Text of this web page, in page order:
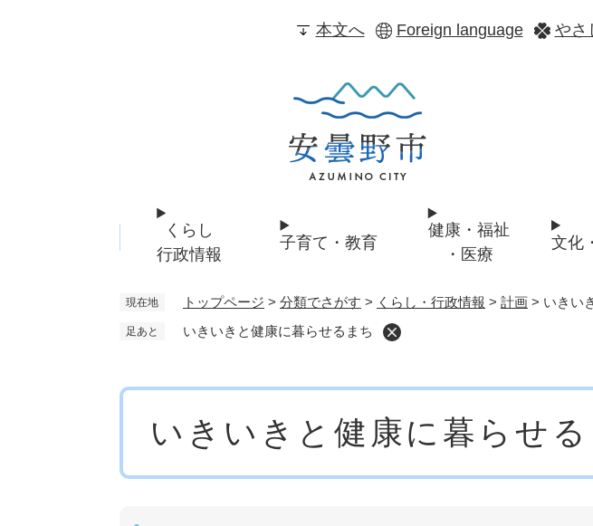
本文へ Foreign language やさ
くらし
行政情報
子育て・教育
健康・福祉
・医療
文化
現在地 トップページ > 分類でさがす > くらし・行政情報 > 計画 > いきい
足あと いきいきと健康に暮らせるまち
いきいきと健康に暮らせる